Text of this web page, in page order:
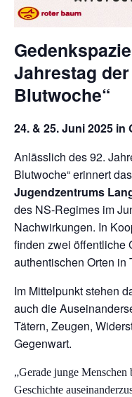
Jahrestag
Blutwoche“
24. & 25. Juni 2025
Anlässlich des 92.
Blutwoche“ erinnert
Jugendzentrums
des NS-Regimes im
Nachwirkungen. In
finden zwei öffentliche
authentischen Orten in
Im Mittelpunkt stehen
auch die
Tätern, Zeugen,
Gegenwart.
„Gerade junge
Geschichte